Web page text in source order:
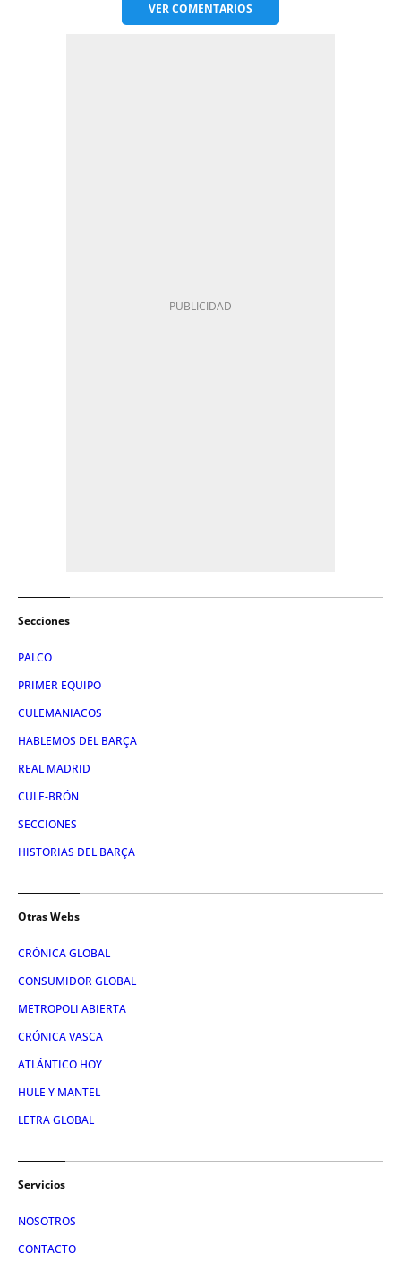
VERCOMENTARIOS
Secciones
PALCO
PRIMER EQUIPO
CULEMANIACOS
HABLEMOS DEL BARÇA
REAL MADRID
CULE-BRÓN
SECCIONES
HISTORIAS DEL BARÇA
Otras Webs
CRÓNICA GLOBAL
CONSUMIDOR GLOBAL
METROPOLI ABIERTA
CRÓNICA VASCA
ATLÁNTICO HOY
HULE Y MANTEL
LETRA GLOBAL
Servicios
NOSOTROS
CONTACTO